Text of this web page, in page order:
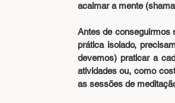
acalmar a mente
Antes de conseguirmos
prática isolado,
devemos) praticar a
atividades ou, como
as sessões de